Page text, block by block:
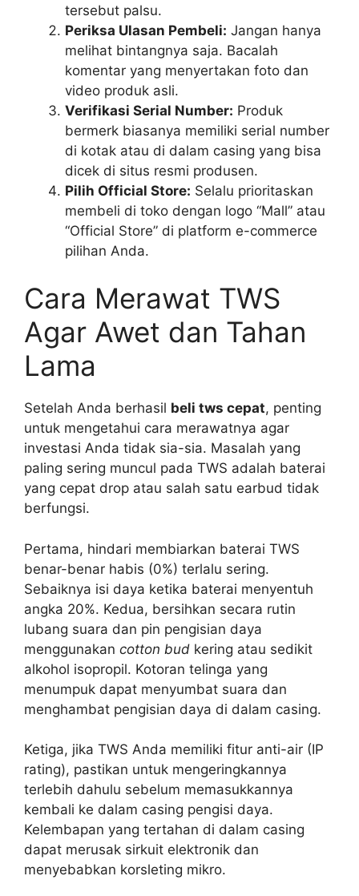
tersebut palsu.
Periksa Ulasan Pembeli: Jangan hanya
melihat bintangnya saja. Bacalah
komentar yang menyertakan foto dan
video produk asli.
Verifikasi Serial Number: Produk
bermerk biasanya memiliki serial number
di kotak atau di dalam casing yang bisa
dicek di situs resmi produsen.
Pilih Official Store: Selalu prioritaskan
membeli di toko dengan logo “Mall” atau
“Official Store” di platform e-commerce
pilihan Anda.
Cara Merawat TWS
Agar Awet dan Tahan
Lama
Setelah Anda berhasil beli tws cepat, penting
untuk mengetahui cara merawatnya agar
investasi Anda tidak sia-sia. Masalah yang
paling sering muncul pada TWS adalah baterai
yang cepat drop atau salah satu earbud tidak
berfungsi.
Pertama, hindari membiarkan baterai TWS
benar-benar habis (0%) terlalu sering.
Sebaiknya isi daya ketika baterai menyentuh
angka 20%. Kedua, bersihkan secara rutin
lubang suara dan pin pengisian daya
menggunakan cotton bud kering atau sedikit
alkohol isopropil. Kotoran telinga yang
menumpuk dapat menyumbat suara dan
menghambat pengisian daya di dalam casing.
Ketiga, jika TWS Anda memiliki fitur anti-air (IP
rating), pastikan untuk mengeringkannya
terlebih dahulu sebelum memasukkannya
kembali ke dalam casing pengisi daya.
Kelembapan yang tertahan di dalam casing
dapat merusak sirkuit elektronik dan
menyebabkan korsleting mikro.